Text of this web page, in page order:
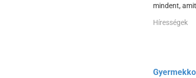
mindent,
Hírességek